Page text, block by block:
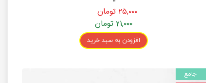
۲۵,۰۰۰ تومان
۲۱,۰۰۰ تومان
افزودن به سبد خرید
جامع